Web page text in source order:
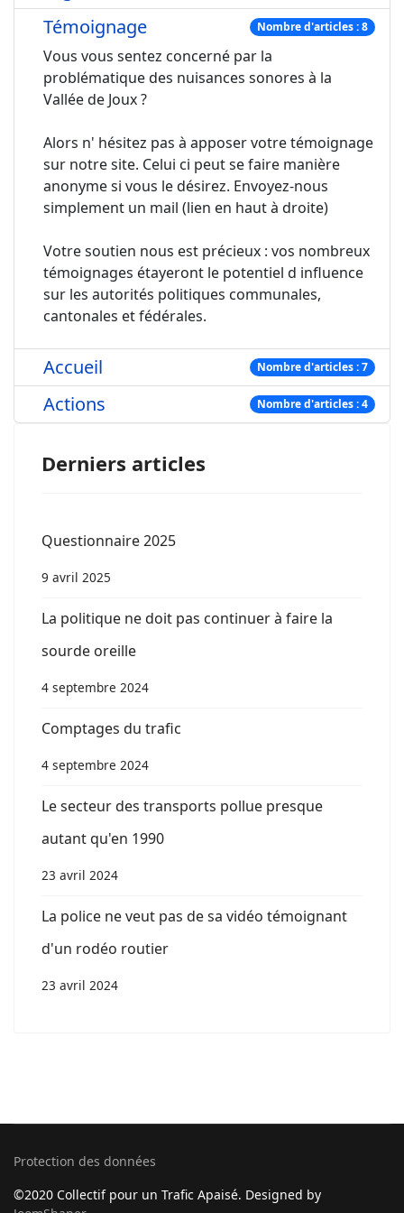
Témoignage
Nombre d'articles : 8
Vous vous sentez concerné par la
problématique des nuisances sonores à la
Vallée de Joux ?
Alors n' hésitez pas à apposer votre témoignage
sur notre site. Celui ci peut se faire manière
anonyme si vous le désirez. Envoyez-nous
simplement un mail (lien en haut à droite)
Votre soutien nous est précieux : vos nombreux
témoignages étayeront le potentiel d influence
sur les autorités politiques communales,
cantonales et fédérales.
Accueil Nombre d'articles : 7
Actions Nombre d'articles : 4
Derniers articles
Questionnaire 2025
9 avril 2025
La politique ne doit pas continuer à faire la
sourde oreille
4 septembre 2024
Comptages du trafic
4 septembre 2024
Le secteur des transports pollue presque
autant qu'en 1990
23 avril 2024
La police ne veut pas de sa vidéo témoignant
d'un rodéo routier
23 avril 2024
Protection des données
©2020 Collectif pour un Trafic Apaisé. Designed by